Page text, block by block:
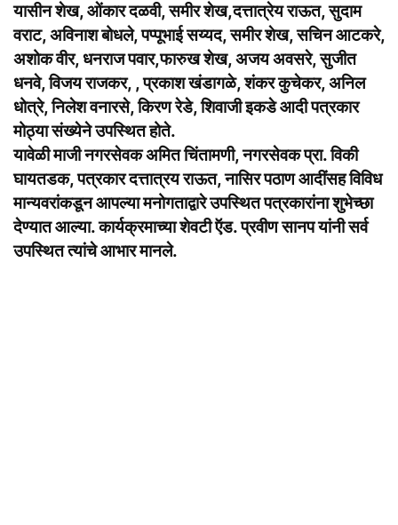
यासीन शेख, ओंकार दळवी, समीर शेख,दत्तात्रेय राऊत, सुदाम
वराट, अविनाश बोधले, पप्पूभाई सय्यद, समीर शेख, सचिन आटकरे,
अशोक वीर, धनराज पवार,फारुख शेख, अजय अवसरे, सुजीत
धनवे, विजय राजकर, , प्रकाश खंडागळे, शंकर कुचेकर, अनिल
धोत्रे, निलेश वनारसे, किरण रेडे, शिवाजी इकडे आदी पत्रकार
मोठ्या संख्येने उपस्थित होते.
यावेळी माजी नगरसेवक अमित चिंतामणी, नगरसेवक प्रा. विकी
घायतडक, पत्रकार दत्तात्रय राऊत, नासिर पठाण आदींसह विविध
मान्यवरांकडून आपल्या मनोगताद्वारे उपस्थित पत्रकारांना शुभेच्छा
देण्यात आल्या. कार्यक्रमाच्या शेवटी ऍड. प्रवीण सानप यांनी सर्व
उपस्थित त्यांचे आभार मानले.